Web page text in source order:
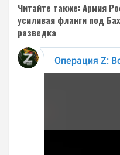
Читайте также: Армия
усиливая фланги под
разведка